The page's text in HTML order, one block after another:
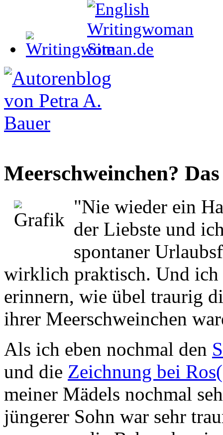
Meerschweinchen?
"Nie wieder ein
der Liebste und
spontaner
wirklich praktisch. Und ich
erinnern, wie übel traurig
ihrer Meerschweinchen
Als ich eben nochmal den
und die Zeichnung bei
meiner Mädels nochmal
jüngerer Sohn war sehr